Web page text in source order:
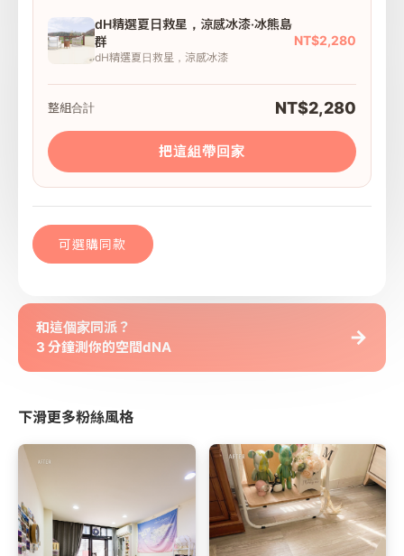
dH精選夏日救星，涼感冰漆·冰熊島
群
dH精選夏日救星，涼感冰漆
NT$2,280
整組合計 NT$2,280
把這組帶回家
可選購同款
和這個家同派？
3 分鐘測你的空間dNA
→
下滑更多粉絲風格